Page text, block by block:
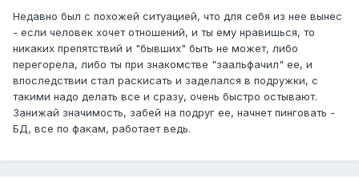
Недавно был с похожей ситуацией, что для себя из нее вынес
- если человек хочет отношений, и ты ему нравишься, то
никаких препятствий и "бывших" быть не может, либо
перегорела, либо ты при знакомстве "заальфачил" ее, и
впоследствии стал раскисать и заделался в подружки, с
такими надо делать все и сразу, очень быстро остывают.
Занижай значимость, забей на подруг ее, начнет пинговать -
БД, все по факам, работает ведь.